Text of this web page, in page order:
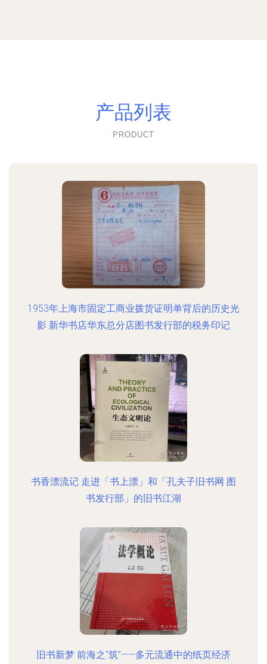
产品列表
PRODUCT
1953年上海市固定工商业拨货证明单背后的历史光
影 新华书店华东总分店图书发行部的税务印记
书香漂流记 走进「书上漂」和「孔夫子旧书网 图
书发行部」的旧书江湖
旧书新梦 前海之“筑”——多元流通中的纸页经济